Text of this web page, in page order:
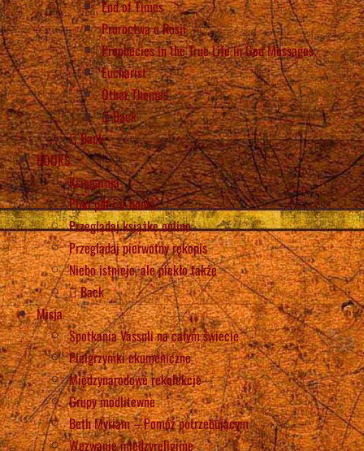
End of Times
Proroctwa o Rosji
Prophecies in the True Life in God Messages
Eucharist
Other Themes
Back
Back
BOOKS
Księgarnia
Pliki pdf i e-booki
Przeglądaj książkę online
Przeglądaj pierwotny rękopis
Niebo istnieje, ale piekło także
Back
Misja
Spotkania Vassuli na całym świecie
Pielgrzymki ekumeniczne
Międzynarodowe rekolekcje
Grupy modlitewne
Beth Myriam – Pomóż potrzebującym
Wezwanie międzyreligijne